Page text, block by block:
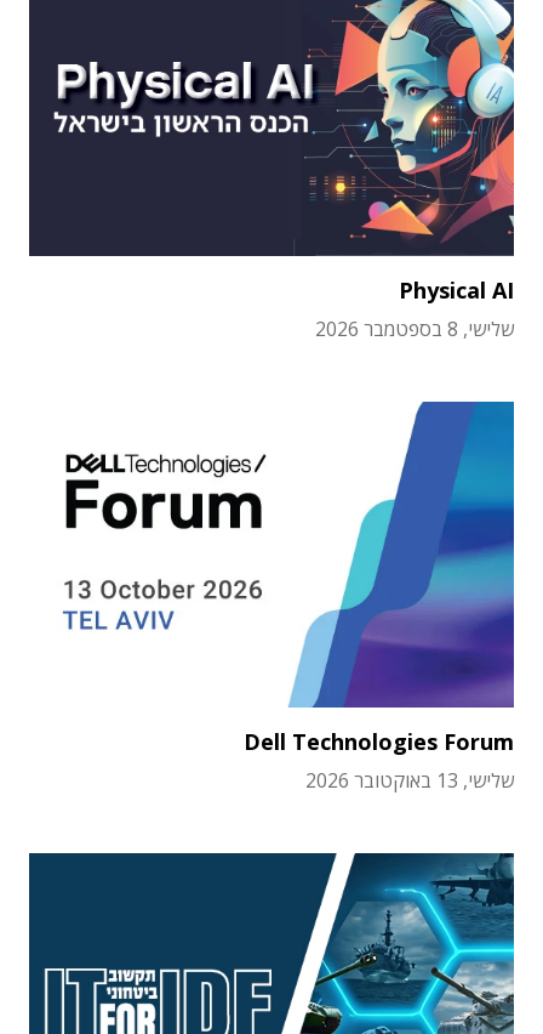
Physical AI
שלישי, 8 בספטמבר 2026
Dell Technologies Forum
שלישי, 13 באוקטובר 2026